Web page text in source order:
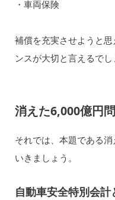
・車両保険
補償を充実させようと
ンスが大切と言えるでし
消えた6,000億円
それでは、本題である
いきましょう。
自動車安全特別会計